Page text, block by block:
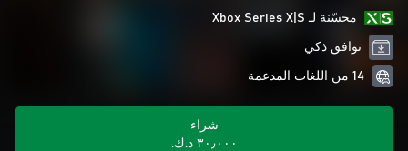
محسّنة لـ Xbox Series X|S
توافق ذكي
14 من اللغات المدعمة
شراء
٣٠٫٠٠٠ د.ك.‏